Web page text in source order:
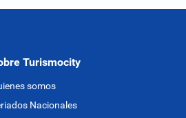
Turismocity
somos
Nacionales